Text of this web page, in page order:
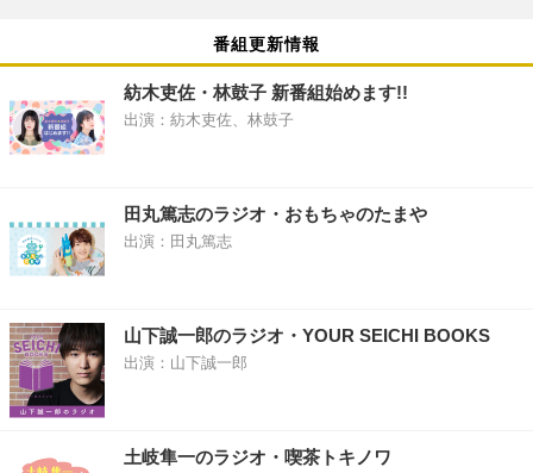
番組更新情報
紡木吏佐・林鼓子 新番組始めます!!
出演：紡木吏佐、林鼓子
田丸篤志のラジオ・おもちゃのたまや
出演：田丸篤志
山下誠一郎のラジオ・YOUR SEICHI BOOKS
出演：山下誠一郎
土岐隼一のラジオ・喫茶トキノワ